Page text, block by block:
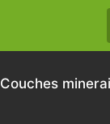
Couches